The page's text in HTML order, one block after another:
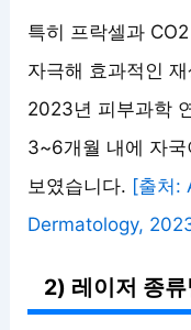
특히 프락셀과
자극해 효과적인
2023년 피부과학
3~6개월 내에 자
보였습니다. [출처:
Dermatology,
2) 레이저 종